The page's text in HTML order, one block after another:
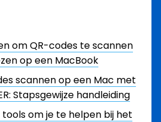
om QR-codes te scannen
op een MacBook
scannen op een Mac met
Stapsgewijze handleiding
om je te helpen bij het